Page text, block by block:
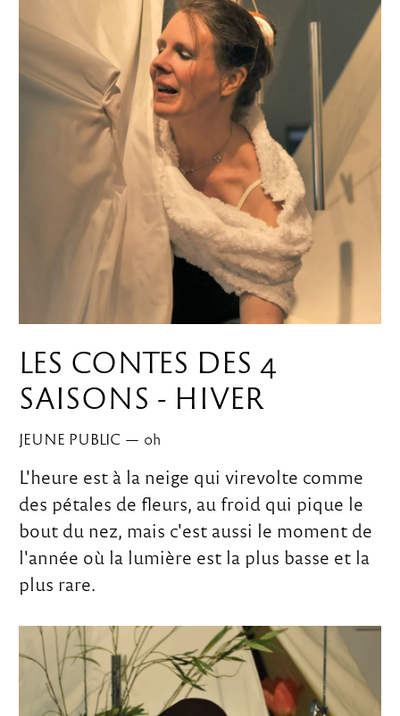
LES CONTES DES 4
SAISONS - HIVER
JEUNE PUBLIC — 0h
L'heure est à la neige qui virevolte comme
des pétales de fleurs, au froid qui pique le
bout du nez, mais c'est aussi le moment de
l'année où la lumière est la plus basse et la
plus rare.